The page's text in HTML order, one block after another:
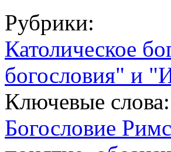
Рубрики:
Католическое
богословия" и
Ключевые слова:
Богословие